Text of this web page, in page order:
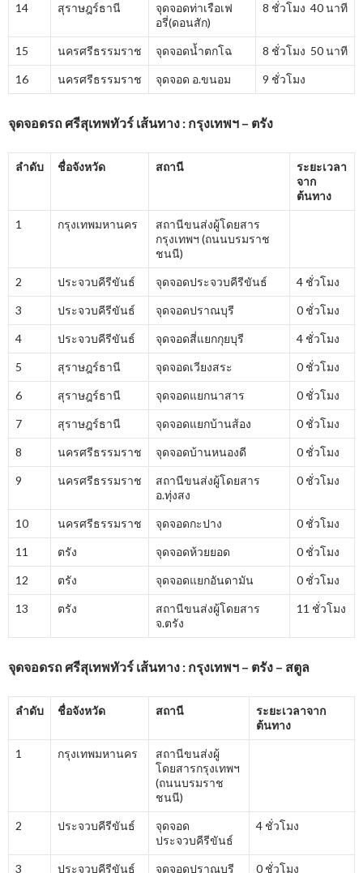
14 สุราษฎร์ธานี
จุดจอดท่าเรือเฟ
อรี่(ดอนสัก)
8 ชั่วโมง 40 นาที
15 นครศรีธรรมราช จุดจอดน้ำตกโฉ 8 ชั่วโมง 50 นาที
16 นครศรีธรรมราช จุดจอด อ.ขนอม 9 ชั่วโมง
จุดจอดรถ ศรีสุเทพทัวร์ เส้นทาง : กรุงเทพฯ – ตรัง
ลำดับ ชื่อจังหวัด สถานี
ระยะเวลา
จาก
ต้นทาง
1 กรุงเทพมหานคร
สถานีขนส่งผู้โดยสาร
กรุงเทพฯ (ถนนบรมราช
ชนนี)
2 ประจวบคีรีขันธ์ จุดจอดประจวบคีรีขันธ์ 4 ชั่วโมง
3 ประจวบคีรีขันธ์ จุดจอดปราณบุรี 0 ชั่วโมง
4 ประจวบคีรีขันธ์ จุดจอดสี่แยกกุยบุรี 4 ชั่วโมง
5 สุราษฎร์ธานี จุดจอดเวียงสระ 0 ชั่วโมง
6 สุราษฎร์ธานี จุดจอดแยกนาสาร 0 ชั่วโมง
7 สุราษฎร์ธานี จุดจอดแยกบ้านส้อง 0 ชั่วโมง
8 นครศรีธรรมราช จุดจอดบ้านหนองดี 0 ชั่วโมง
9 นครศรีธรรมราช
สถานีขนส่งผู้โดยสาร
อ.ทุ่งสง
0 ชั่วโมง
10 นครศรีธรรมราช จุดจอดกะปาง 0 ชั่วโมง
11 ตรัง จุดจอดห้วยยอด 0 ชั่วโมง
12 ตรัง จุดจอดแยกอันดามัน 0 ชั่วโมง
13 ตรัง
สถานีขนส่งผู้โดยสาร
จ.ตรัง
11 ชั่วโมง
จุดจอดรถ ศรีสุเทพทัวร์ เส้นทาง : กรุงเทพฯ – ตรัง – สตูล
ลำดับ ชื่อจังหวัด สถานี
ระยะเวลาจาก
ต้นทาง
1 กรุงเทพมหานคร
สถานีขนส่งผู้
โดยสารกรุงเทพฯ
(ถนนบรมราช
ชนนี)
2 ประจวบคีรีขันธ์
จุดจอด
ประจวบคีรีขันธ์
4 ชั่วโมง
3 ประจวบคีรีขันธ์ จุดจอดปราณบุรี 0 ชั่วโมง